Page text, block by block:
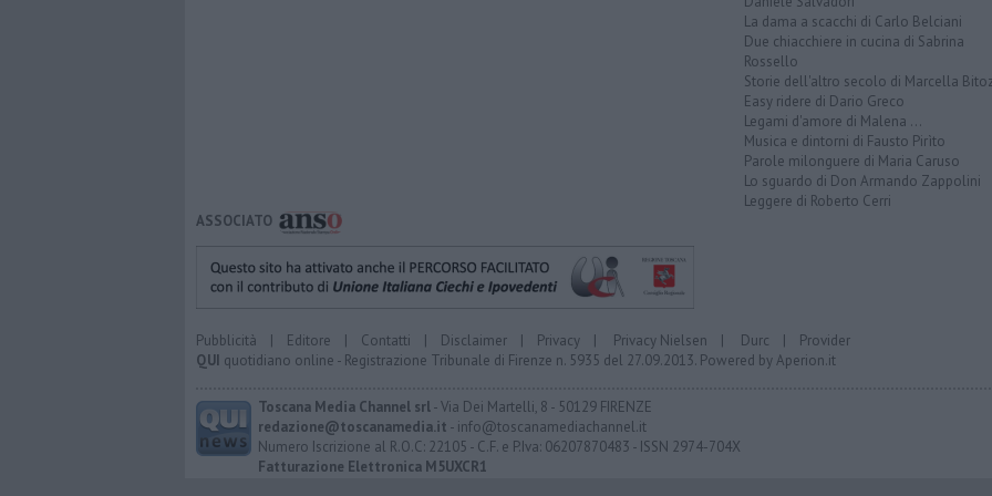
La dama a scacchi di Carlo Belciani
Due chiacchiere in cucina di Sabrina
Rossello
Storie dell'altro secolo di Marcella
Easy ridere di Dario Greco
Legami d'amore di Malena ...
Musica e dintorni di Fausto Pirìto
Parole milonguere di Maria Caruso
Lo sguardo di Don Armando Zappolini
Leggere di Roberto Cerri
ASSOCIATO
Pubblicità | Editore | Contatti | Disclaimer | Privacy | Privacy Nielsen | Durc | Provider
QUI quotidiano online - Registrazione Tribunale di Firenze n. 5935 del 27.09.2013. Powered byAperion.it
Toscana Media Channel srl- Via Dei Martelli, 8 - 50129 FIRENZE
redazione@toscanamedia.it - info@toscanamediachannel.it
Numero Iscrizione al R.O.C: 22105 - C.F. e P.Iva: 06207870483 - ISSN 2974-704X
Fatturazione Elettronica M5UXCR1